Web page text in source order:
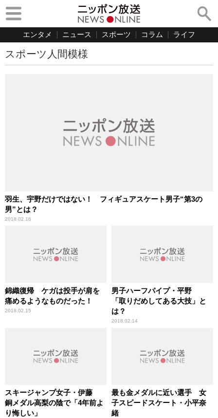
エンタメ ニュース スポーツ コラム ライフ
スポーツ人間模様
羽生、宇野だけではない！ フィギュアスケート男子“第3の
男”とは？
2018.02.16
錦織復帰 ケガは投手が肩を
痛めるようなものだった！
2018.02.15
男子ハーフパイプ・平野
「取りだめしてある大技」と
は？
2018.02.14
スキージャンプ女子・伊藤
銅メダル高梨の陰で「4年前よ
り悔しい」
最も金メダルに近い選手 女
子スピードスケート・小平奈
緒